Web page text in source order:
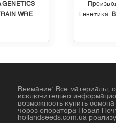
GENETICS
WRECK (T4)
Генетика:
Внимание: Все материалы,
исключительно
возможность купить
через оператора Новая
hollandseeds.com.ua